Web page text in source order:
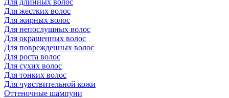
Для длинных волос
Для жестких волос
Для жирных волос
Для непослушных волос
Для окрашенных волос
Для поврежденных волос
Для роста волос
Для сухих волос
Для тонких волос
Для чувствительной кожи
Оттеночные шампуни